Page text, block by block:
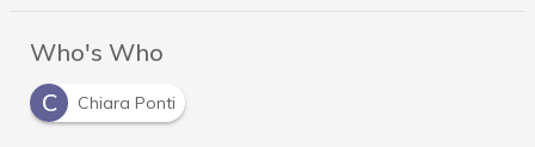
Who's Who
C
Chiara Ponti